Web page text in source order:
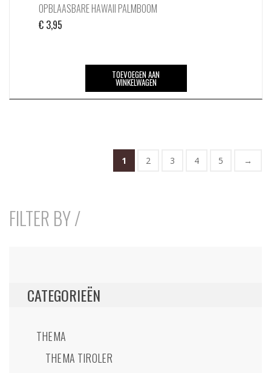
OPBLAASBARE HAWAII PALMBOOM
€ 3,95
TOEVOEGEN AAN
WINKELWAGEN
1 2 3 4 5 →
FILTER BY /
CATEGORIEËN
THEMA
THEMA TIROLER